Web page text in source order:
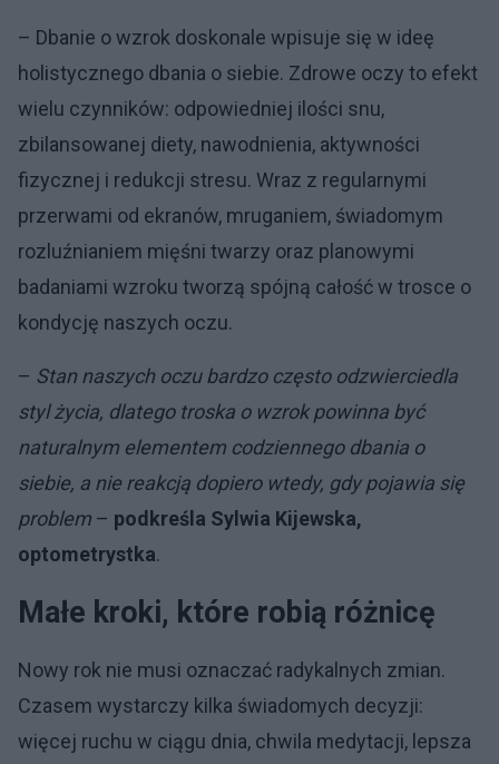
– Dbanie o wzrok doskonale wpisuje się w ideę
holistycznego dbania o siebie. Zdrowe oczy to efekt
wielu czynników: odpowiedniej ilości snu,
zbilansowanej diety, nawodnienia, aktywności
fizycznej i redukcji stresu. Wraz z regularnymi
przerwami od ekranów, mruganiem, świadomym
rozluźnianiem mięśni twarzy oraz planowymi
badaniami wzroku tworzą spójną całość w trosce o
kondycję naszych oczu.
– Stan naszych oczu bardzo często odzwierciedla
styl życia, dlatego troska o wzrok powinna być
naturalnym elementem codziennego dbania o
siebie, a nie reakcją dopiero wtedy, gdy pojawia się
problem – podkreśla Sylwia Kijewska,
optometrystka.
Małe kroki, które robią różnicę
Nowy rok nie musi oznaczać radykalnych zmian.
Czasem wystarczy kilka świadomych decyzji:
więcej ruchu w ciągu dnia, chwila medytacji, lepsza